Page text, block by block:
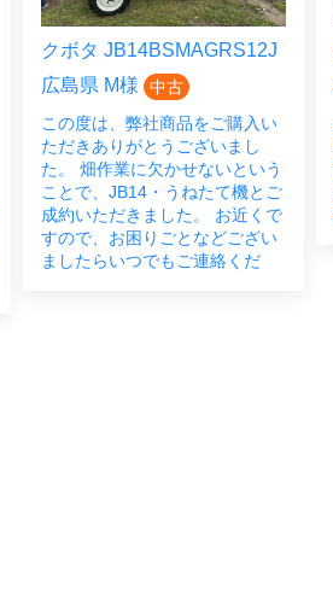
クボタ JB14BSMAGRS12J
広島県 M様
中古
この度は、弊社商品をご購入い
ただきありがとうございまし
た。 畑作業に欠かせないという
ことで、JB14・うねたて機とご
成約いただきました。 お近くで
すので、お困りごとなどござい
ましたらいつでもご連絡くだ